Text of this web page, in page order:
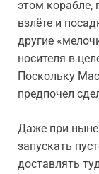
этом корабле,
взлёте и
другие
носителя в
Поскольку
предпочел
Даже при
запускать
доставлять